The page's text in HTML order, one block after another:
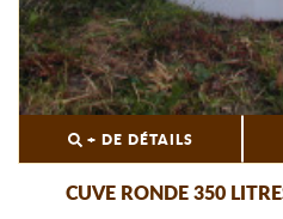
+ DE DÉTAILS
CUVE RONDE 350